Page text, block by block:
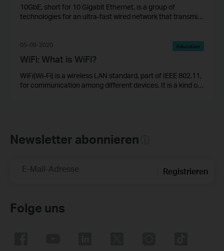
10GbE, short for 10 Gigabit Ethernet, is a group of
technologies for an ultra-fast wired network that transmits
Education
05-09-2020
WiFi: What is WiFi?
WiFi(Wi-Fi) is a wireless LAN standard, part of IEEE 802.11,
for communication among different devices. It is a kind of
Newsletter abonnieren
E-Mail-Adresse Registrieren
Folge uns